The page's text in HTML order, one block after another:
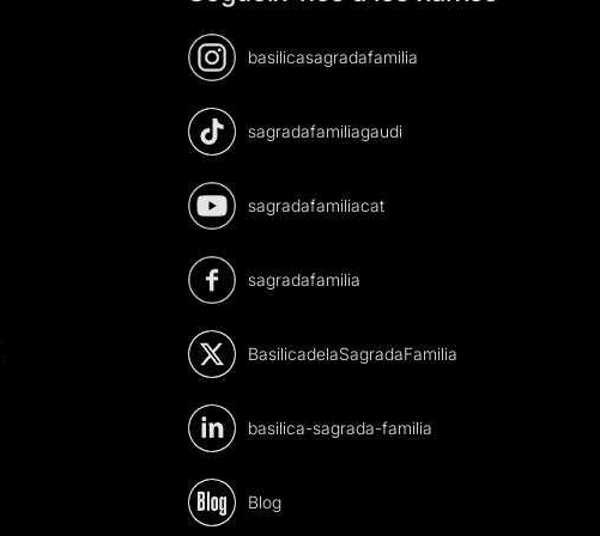
basilicasagradafamilia
sagradafamiliagaudi
sagradafamiliacat
sagradafamilia
BasilicadelaSagradaFamilia
basilica-sagrada-familia
Blog